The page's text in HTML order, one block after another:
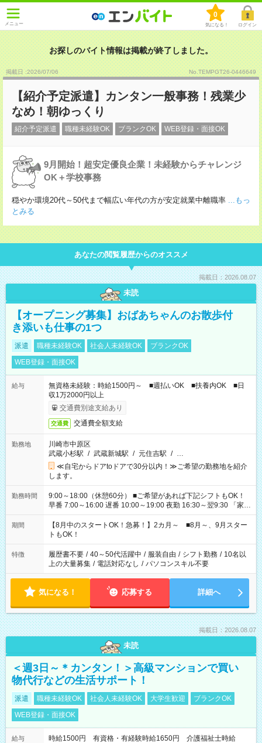
メニュー
0
気になる！ ログイン
お探しのバイト情報は掲載が終了しました。
掲載日 :2026/07/06 No.TEMPGT26-0446649
【紹介予定派遣】カンタン一般事務！残業少
なめ！朝ゆっくり
紹介予定派遣 職種未経験OK ブランクOK WEB登録・面接OK
9月開始！超安定優良企業！未経験からチャレンジ
OK＋学校事務
穏やか環境20代～50代まで幅広い年代の方が安定就業中離職率 ...もっ
とみる
あなたの閲覧履歴からのオススメ
掲載日：2026.08.07
未読
【オープニング募集】おばあちゃんのお散歩付
き添いも仕事の1つ
派遣 職種未経験OK 社会人未経験OK
ブランクOK
WEB登録・面接OK
給与
無資格未経験：時給1500円～ ■週払いOK ■扶養内OK ■日
収1万2000円以上
交通費別途支給あり
交通費 交通費全額支給
勤務地
川崎市中原区
武蔵小杉駅 / 武蔵新城駅 / 元住吉駅 / …
≪自宅からドアtoドアで30分以内！≫ご希望の勤務地を紹介
します。
勤務時間
9:00～18:00（休憩60分） ■ご希望があれば下記シフトもOK！
早番 7:00～16:00 遅番 10:00～19:00 夜勤 16:30～翌9:30 「家族
と休みを合わせたい」 「余裕を持って夕飯の準備がしたい」
「できれば残業はしたくない」 など、ご希望を教えてください
ね。 ※Wワーク希望の方へ 今ご覧のお仕事で希望する勤務時間
と、もう1つのお仕事の勤務時間。 合計で週40時間を超える場
合は応募できません。
期間
【8月中のスタートOK！急募！】2カ月～ ■8月～、9月スター
トもOK！
特徴 履歴書不要 / 40～50代活躍中 / 服装自由 / シフト勤務 / 10名以
上の大量募集 / 電話対応なし / パソコンスキル不要
気になる！ 応募する 詳細へ
掲載日：2026.08.07
未読
＜週3日～＊カンタン！＞高級マンションで買い
物代行などの生活サポート！
派遣 職種未経験OK 社会人未経験OK 大学生歓迎
ブランクOK
WEB登録・面接OK
給与
時給1500円 有資格・有経験時給1650円 介護福祉士時給